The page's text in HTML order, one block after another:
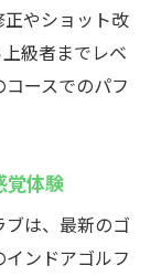
やショット改
級者までレベ
ースでのパフ
覚体験
は、最新のゴ
ンドアゴルフ